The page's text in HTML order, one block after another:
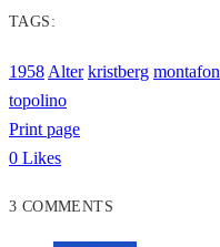
TAGS:
1958 Alter kristberg montafon
topolino
Print page
0 Likes
3 COMMENTS